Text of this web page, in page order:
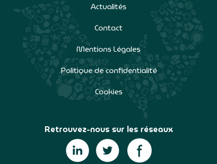
Actualités
Contact
Mentions Légales
Politique de confidentialité
Cookies
Retrouvez-nous sur les réseaux